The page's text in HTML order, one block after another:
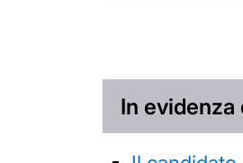
In evidenza